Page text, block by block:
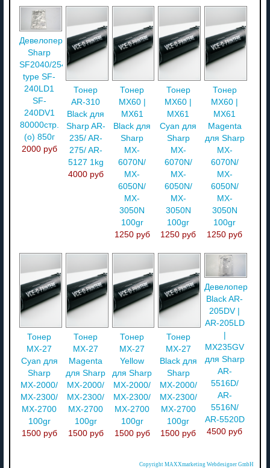
Девелопер
Sharp
SF2040/2540
type SF-
240LD1
SF-
240DV1
80000стр.
(o) 850г
2000 руб
Тонер
AR-310
Black для
Sharp AR-
235/ AR-
275/ AR-
5127 1kg
4000 руб
Тонер
MX60 |
MX61
Black для
Sharp
MX-
6070N/
MX-
6050N/
MX-
3050N
100gr
1250 руб
Тонер
MX60 |
MX61
Cyan для
Sharp
MX-
6070N/
MX-
6050N/
MX-
3050N
100gr
1250 руб
Тонер
MX60 |
MX61
Magenta
для Sharp
MX-
6070N/
MX-
6050N/
MX-
3050N
100gr
1250 руб
Тонер
MX-27
Cyan для
Sharp
MX-2000/
MX-2300/
MX-2700
100gr
1500 руб
Тонер
MX-27
Magenta
для Sharp
MX-2000/
MX-2300/
MX-2700
100gr
1500 руб
Тонер
MX-27
Yellow
для Sharp
MX-2000/
MX-2300/
MX-2700
100gr
1500 руб
Тонер
MX-27
Black для
Sharp
MX-2000/
MX-2300/
MX-2700
100gr
1500 руб
Девелопер
Black AR-
205DV |
AR-205LD
MX235GV
для Sharp
AR-
5516D/
AR-
5516N/
AR-5520D
4500 руб
Copyright MAXXmarketing Webdesigner GmbH